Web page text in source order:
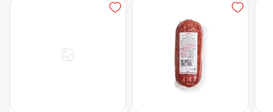
от +2 до +6
Вес в упаковке
1500